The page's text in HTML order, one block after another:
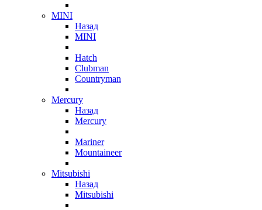
MINI
Назад
MINI
Hatch
Clubman
Countryman
Mercury
Назад
Mercury
Mariner
Mountaineer
Mitsubishi
Назад
Mitsubishi